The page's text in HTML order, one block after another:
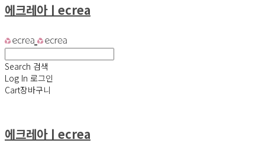
에크레아ㅣecrea
Search 검색
Log In 로그인
Cart장바구니
에크레아ㅣecrea